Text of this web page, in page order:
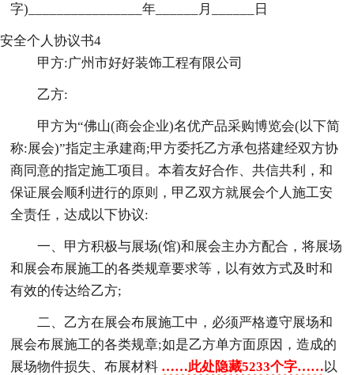
字)________________年______月______日
安全个人协议书4
甲方:广州市好好装饰工程有限公司
乙方:
甲方为“佛山(商会企业)名优产品采购博览会(以下简
称:展会)”指定主承建商;甲方委托乙方承包搭建经双方协
商同意的指定施工项目。本着友好合作、共信共利，和
保证展会顺利进行的原则，甲乙双方就展会个人施工安
全责任，达成以下协议:
一、甲方积极与展场(馆)和展会主办方配合，将展场
和展会布展施工的各类规章要求等，以有效方式及时和
有效的传达给乙方;
二、乙方在展会布展施工中，必须严格遵守展场和
展会布展施工的各类规章;如是乙方单方面原因，造成的
展场物件损失、布展材料 ……此处隐藏5233个字…… 以